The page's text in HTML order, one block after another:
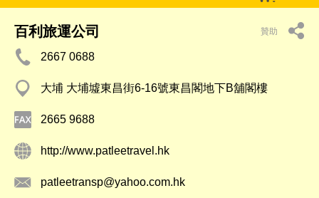
百利旅運公司 贊助
2667 0688
大埔 大埔墟東昌街6-16號東昌閣地下B舖閣樓
2665 9688
http://www.patleetravel.hk
patleetransp@yahoo.com.hk